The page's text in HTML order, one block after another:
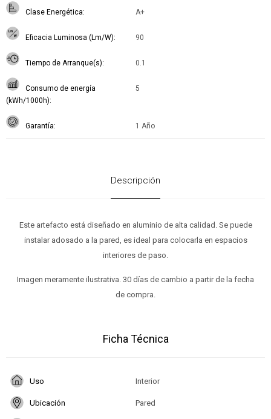
Clase Energética A+
Eficacia Luminosa (Lm/W) 90
Tiempo de Arranque(s) 0.1
Consumo de energía
(kWh/1000h)
5
Garantía 1 Año
Descripción
Este artefacto está diseñado en aluminio de alta calidad. Se puede
instalar adosado a la pared, es ideal para colocarla en espacios
interiores de paso.
Imagen meramente ilustrativa. 30 días de cambio a partir de la fecha
de compra.
Ficha Técnica
Uso Interior
Ubicación Pared